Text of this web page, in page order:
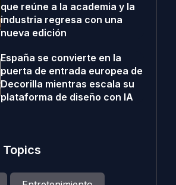
que reúne a la academia y la
industria regresa con una
nueva edición
España se convierte en la
puerta de entrada europea de
Decorilla mientras escala su
plataforma de diseño con IA